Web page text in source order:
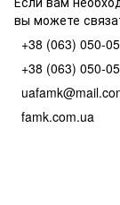
вы можете
+38 (063) 050-
+38 (063) 050-
famk.com.ua